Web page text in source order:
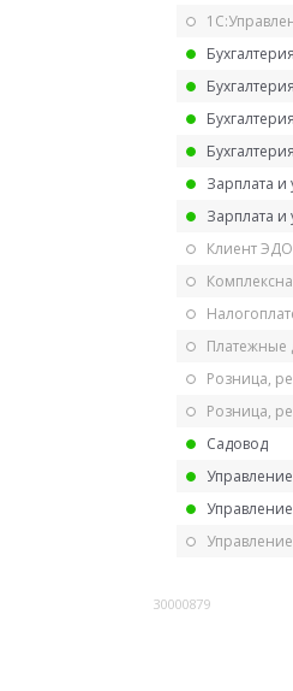
Зарплата
Зарплата и
Клиент
Платежные
Розница,
Розница,
Садовод
30000879